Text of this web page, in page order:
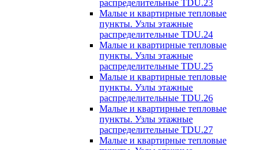
распределительные TDU.23
Малые и квартирные тепловые
пункты. Узлы этажные
распределительные TDU.24
Малые и квартирные тепловые
пункты. Узлы этажные
распределительные TDU.25
Малые и квартирные тепловые
пункты. Узлы этажные
распределительные TDU.26
Малые и квартирные тепловые
пункты. Узлы этажные
распределительные TDU.27
Малые и квартирные тепловые